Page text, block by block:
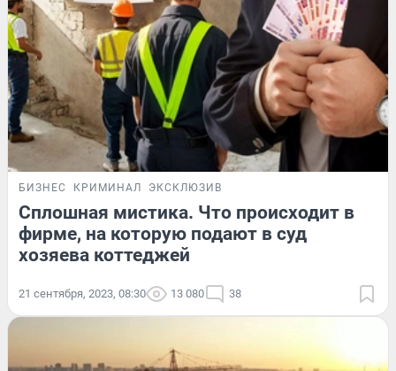
БИЗНЕС КРИМИНАЛ ЭКСКЛЮЗИВ
Сплошная мистика. Что происходит в
фирме, на которую подают в суд
хозяева коттеджей
21 сентября, 2023, 08:30 13 080 38